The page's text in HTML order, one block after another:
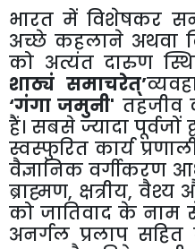
भारत में विशेषकर
अच्छे कहलाने अथवा
को अत्यंत दारुण
शाठ्यं समाचरेत्’
‘गंगा जमुनी' तहजीव
हैं। सबसे ज्यादा पूर्वजों
स्वस्फुरित कार्य
वैज्ञानिक वर्गीकरण
ब्राह्मण, क्षत्रीय,वैश्य
को जातिवाद के नाम
अनर्गल प्रलाप सहित